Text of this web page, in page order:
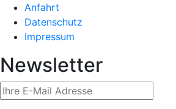
Anfahrt
Datenschutz
Impressum
Newsletter